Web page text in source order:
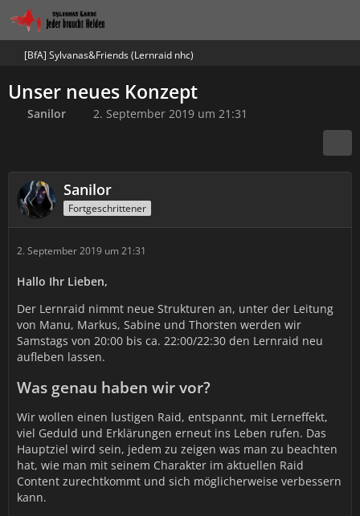
[BfA] Sylvanas&Friends (Lernraid nhc)
Unser neues Konzept
Sanilor 2. September 2019 um 21:31
Sanilor
Fortgeschrittener
2. September 2019 um 21:31
Hallo Ihr Lieben,
Der Lernraid nimmt neue Strukturen an, unter der Leitung
von Manu, Markus, Sabine und Thorsten werden wir
Samstags von 20:00 bis ca. 22:00/22:30 den Lernraid neu
aufleben lassen.
Was genau haben wir vor?
Wir wollen einen lustigen Raid, entspannt, mit Lerneffekt,
viel Geduld und Erklärungen erneut ins Leben rufen. Das
Hauptziel wird sein, jedem zu zeigen was man zu beachten
hat, wie man mit seinem Charakter im aktuellen Raid
Content zurechtkommt und sich möglicherweise verbessern
kann.